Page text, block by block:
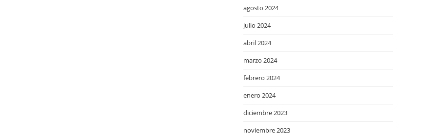
agosto 2024
julio 2024
abril 2024
marzo 2024
febrero 2024
enero 2024
diciembre 2023
noviembre 2023